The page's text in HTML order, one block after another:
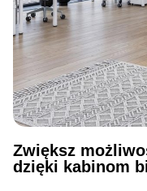
Zwiększ
dzięki kabinom